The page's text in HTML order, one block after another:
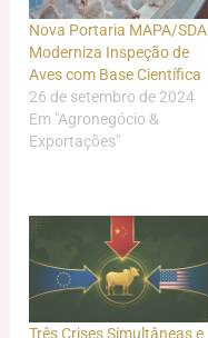
Nova Portaria MAPA/SDA
Moderniza Inspeção de
Aves com Base Científica
26 de setembro de 2024
Em "Agronegócio &
Exportações"
Três Crises Simultâneas e